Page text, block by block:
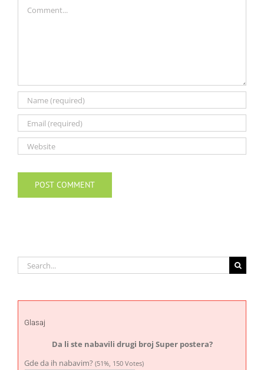
Search
for:
Glasaj
Da li ste nabavili drugi broj Super postera?
Gde da ih nabavim? (51%, 150 Votes)